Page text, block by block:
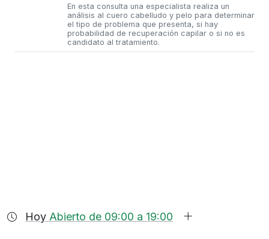
En esta consulta una especialista realiza un
análisis al cuero cabelludo y pelo para determinar
el tipo de problema que presenta, si hay
probabilidad de recuperación capilar o si no es
candidato al tratamiento.
Hoy Abierto de 09:00 a 19:00